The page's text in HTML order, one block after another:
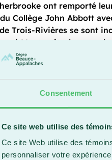
Consentement
Ce site web utilise des
Ce site Web utilise des
personnaliser votre
ont remporté
Collège John Abbott
Trois-Rivières se sont
Montpetit, alors que le
à la défaite par les
emporté avec un score